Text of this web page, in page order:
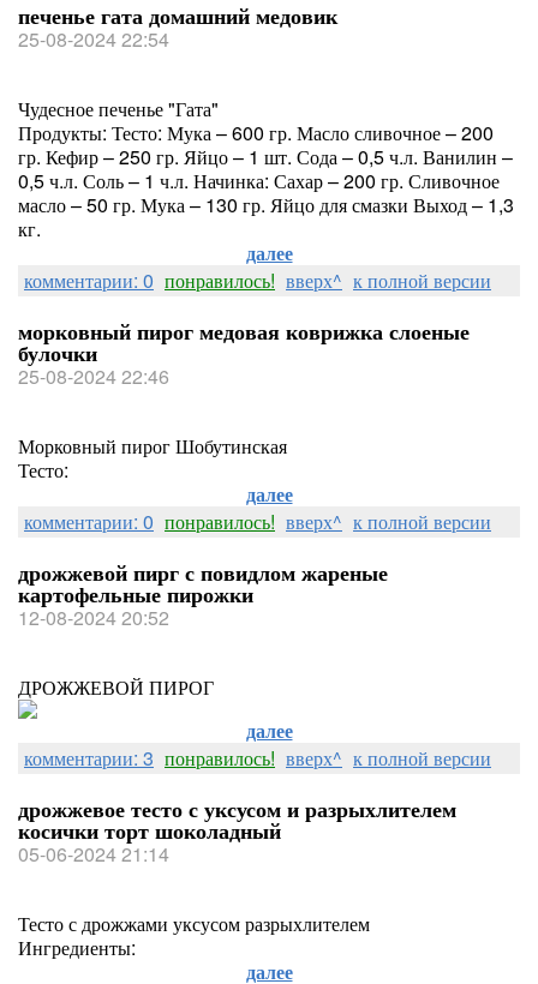
печенье гата домашний медовик
25-08-2024 22:54
Чудесное печенье "Гата"
Продукты: Тесто: Мука – 600 гр. Масло сливочное – 200
гр. Кефир – 250 гр. Яйцо – 1 шт. Сода – 0,5 ч.л. Ванилин –
0,5 ч.л. Соль – 1 ч.л. Начинка: Сахар – 200 гр. Сливочное
масло – 50 гр. Мука – 130 гр. Яйцо для смазки Выход – 1,3
кг.
далее
комментарии: 0 понравилось! вверх^ к полной версии
морковный пирог медовая коврижка слоеные
булочки
25-08-2024 22:46
Морковный пирог Шобутинская
Тесто:
далее
комментарии: 0 понравилось! вверх^ к полной версии
дрожжевой пирг с повидлом жареные
картофельные пирожки
12-08-2024 20:52
ДРОЖЖЕВОЙ ПИРОГ
далее
комментарии: 3 понравилось! вверх^ к полной версии
дрожжевое тесто с уксусом и разрыхлителем
косички торт шоколадный
05-06-2024 21:14
Тесто с дрожжами уксусом разрыхлителем
Ингредиенты:
далее